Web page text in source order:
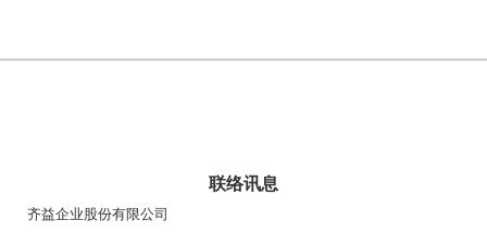
联络讯息
齐益企业股份有限公司